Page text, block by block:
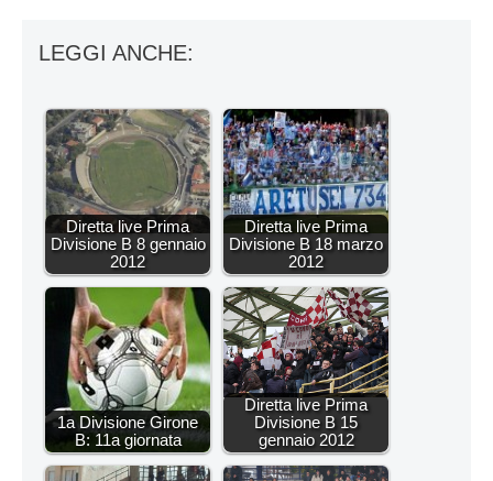
LEGGI ANCHE:
Diretta live Prima
Divisione B 8 gennaio
2012
Diretta live Prima
Divisione B 18 marzo
2012
1a Divisione Girone
B: 11a giornata
Diretta live Prima
Divisione B 15
gennaio 2012